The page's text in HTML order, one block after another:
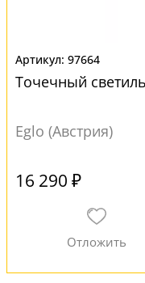
97664
Точечный
Eglo (Австрия)
16 290 ₽